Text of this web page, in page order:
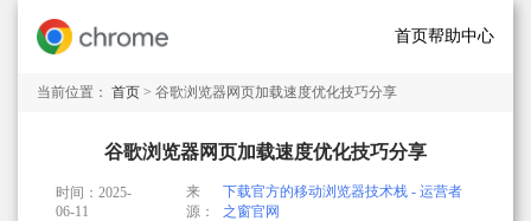
首页帮助中心
当前位置： 首页 > 谷歌浏览器网页加载速度优化技巧分享
谷歌浏览器网页加载速度优化技巧分享
时间：2025-
06-11
来
源：
下载官方的移动浏览器技术栈 - 运营者
之窗官网